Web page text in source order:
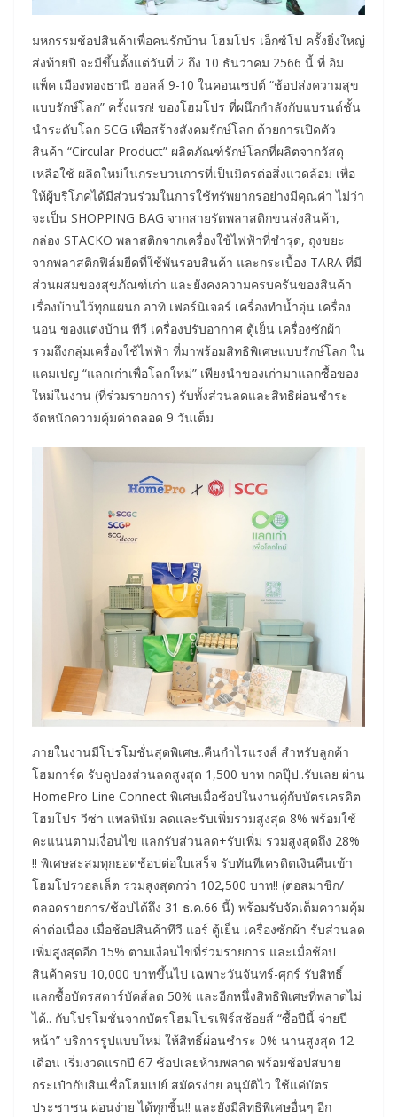
มหกรรมช้อปสินค้าเพื่อคนรักบ้าน โฮมโปร เอ็กซ์โป ครั้งยิ่งใหญ่
ส่งท้ายปี จะมีขึ้นตั้งแต่วันที่ 2 ถึง 10 ธันวาคม 2566 นี้ ที่ อิม
แพ็ค เมืองทองธานี ฮอลล์ 9-10 ในคอนเซปต์ “ช้อปส่งความสุข
แบบรักษ์โลก” ครั้งแรก! ของโฮมโปร ที่ผนึกกำลังกับแบรนด์ชั้น
นำระดับโลก SCG เพื่อสร้างสังคมรักษ์โลก ด้วยการเปิดตัว
สินค้า “Circular Product” ผลิตภัณฑ์รักษ์โลกที่ผลิตจากวัสดุ
เหลือใช้ ผลิตใหม่ในกระบวนการที่เป็นมิตรต่อสิ่งแวดล้อม เพื่อ
ให้ผู้บริโภคได้มีส่วนร่วมในการใช้ทรัพยากรอย่างมีคุณค่า ไม่ว่า
จะเป็น SHOPPING BAG จากสายรัดพลาสติกขนส่งสินค้า,
กล่อง STACKO พลาสติกจากเครื่องใช้ไฟฟ้าที่ชำรุด, ถุงขยะ
จากพลาสติกฟิล์มยืดที่ใช้พันรอบสินค้า และกระเบื้อง TARA ที่มี
ส่วนผสมของสุขภัณฑ์เก่า และยังคงความครบครันของสินค้า
เรื่องบ้านไว้ทุกแผนก อาทิ เฟอร์นิเจอร์ เครื่องทำน้ำอุ่น เครื่อง
นอน ของแต่งบ้าน ทีวี เครื่องปรับอากาศ ตู้เย็น เครื่องซักผ้า
รวมถึงกลุ่มเครื่องใช้ไฟฟ้า ที่มาพร้อมสิทธิพิเศษแบบรักษ์โลก ใน
แคมเปญ “แลกเก่าเพื่อโลกใหม่” เพียงนำของเก่ามาแลกซื้อของ
ใหม่ในงาน (ที่ร่วมรายการ) รับทั้งส่วนลดและสิทธิผ่อนชำระ
จัดหนักความคุ้มค่าตลอด 9 วันเต็ม
ภายในงานมีโปรโมชั่นสุดพิเศษ..คืนกำไรแรงส์ สำหรับลูกค้า
โฮมการ์ด รับคูปองส่วนลดสูงสุด 1,500 บาท กดปุ๊ป..รับเลย ผ่าน
HomePro Line Connect พิเศษเมื่อช้อปในงานคู่กับบัตรเครดิต
โฮมโปร วีซ่า แพลทินัม ลดและรับเพิ่มรวมสูงสุด 8% พร้อมใช้
คะแนนตามเงื่อนไข แลกรับส่วนลด+รับเพิ่ม รวมสูงสุดถึง 28%
!! พิเศษสะสมทุกยอดช้อปต่อใบเสร็จ รับทันทีเครดิตเงินคืนเข้า
โฮมโปรวอลเล็ต รวมสูงสุดกว่า 102,500 บาท!! (ต่อสมาชิก/
ตลอดรายการ/ช้อปได้ถึง 31 ธ.ค.66 นี้) พร้อมรับจัดเต็มความคุ้ม
ค่าต่อเนื่อง เมื่อช้อปสินค้าทีวี แอร์ ตู้เย็น เครื่องซักผ้า รับส่วนลด
เพิ่มสูงสุดอีก 15% ตามเงื่อนไขที่ร่วมรายการ และเมื่อช้อป
สินค้าครบ 10,000 บาทขึ้นไป เฉพาะวันจันทร์-ศุกร์ รับสิทธิ์
แลกซื้อบัตรสตาร์บัคส์ลด 50% และอีกหนึ่งสิทธิพิเศษที่พลาดไม่
ได้.. กับโปรโมชั่นจากบัตรโฮมโปรเฟิร์สช้อยส์ “ซื้อปีนี้ จ่ายปี
หน้า” บริการรูปแบบใหม่ ให้สิทธิ์ผ่อนชำระ 0% นานสูงสุด 12
เดือน เริ่มงวดแรกปี 67 ช้อปเลยห้ามพลาด พร้อมช้อปสบาย
กระเป๋ากับสินเชื่อโฮมเปย์ สมัครง่าย อนุมัติไว ใช้แค่บัตร
ประชาชน ผ่อนง่าย ได้ทุกชิ้น!! และยังมีสิทธิพิเศษอื่นๆ อีก